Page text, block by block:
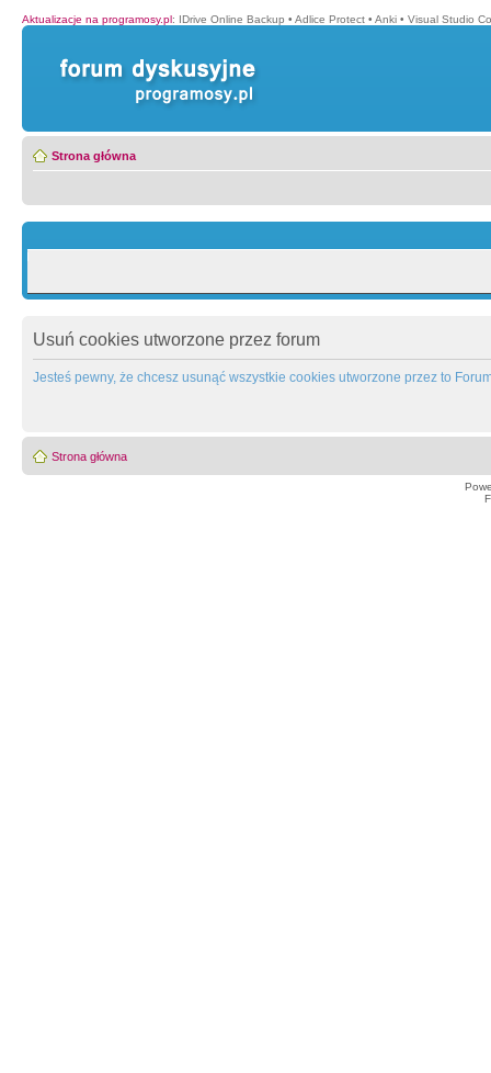
Aktualizacje na programosy.pl: IDrive Online Backup • Adlice Protect • Anki • Visual Studio
Strona główna
Usuń cookies utworzone przez forum
Jesteś pewny, że chcesz usunąć wszystkie cookies utworzone przez to
Strona główna